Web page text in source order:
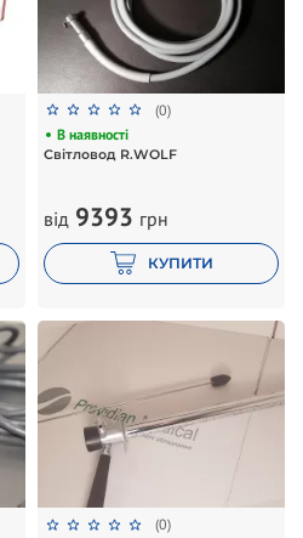
(0)
В наявності
Світловод R.WOLF
від 9393 грн
КУПИТИ
(0)